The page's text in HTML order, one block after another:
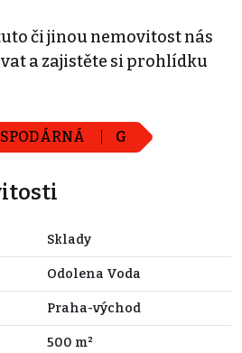
či jinou nemovitost nás
a zajistěte si prohlídku
G
Sklady
Odolena Voda
Praha-východ
500 m²